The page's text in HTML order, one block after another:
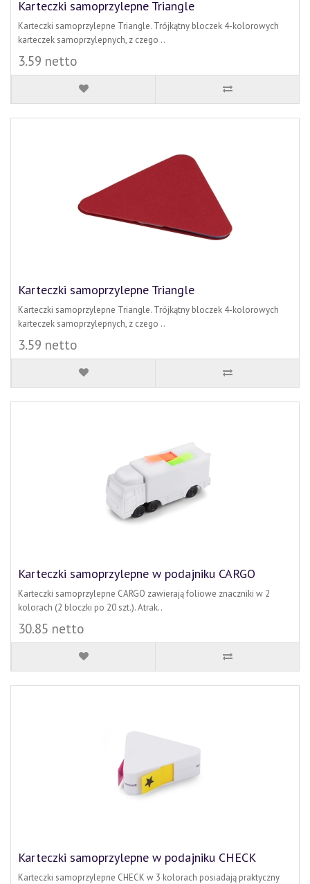
Karteczki samoprzylepne Triangle
Karteczki samoprzylepne Triangle. Trójkątny bloczek 4-kolorowych
karteczek samoprzylepnych, z czego ..
3.59 netto
Karteczki samoprzylepne Triangle
Karteczki samoprzylepne Triangle. Trójkątny bloczek 4-kolorowych
karteczek samoprzylepnych, z czego ..
3.59 netto
Karteczki samoprzylepne w podajniku CARGO
Karteczki samoprzylepne CARGO zawierają foliowe znaczniki w 2
kolorach (2 bloczki po 20 szt.). Atrak..
30.85 netto
Karteczki samoprzylepne w podajniku CHECK
Karteczki samoprzylepne CHECK w 3 kolorach posiadają praktyczny